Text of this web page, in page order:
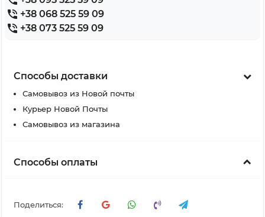
+38 068 525 59 09
+38 073 525 59 09
Способы доставки
Самовывоз из Новой почты
Курьер Новой Почты
Самовывоз из магазина
Способы оплаты
Поделиться: